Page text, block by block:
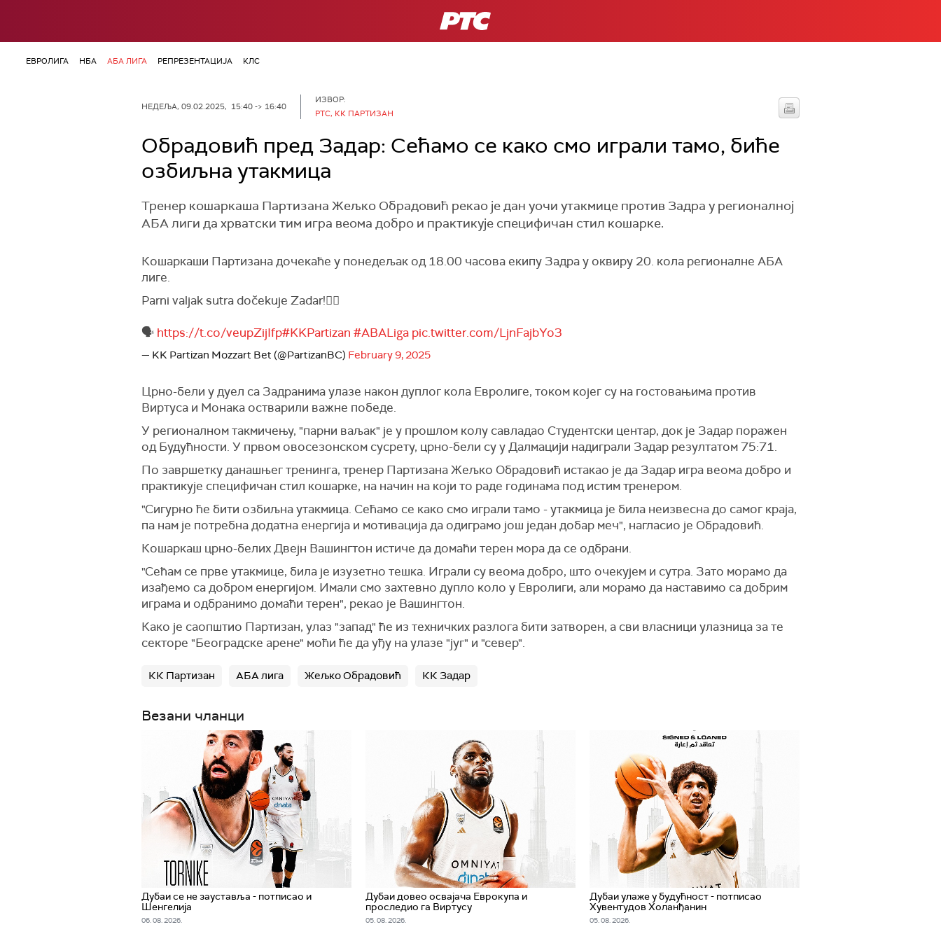
РТС
ЕВРОЛИГА НБА АБА ЛИГА РЕПРЕЗЕНТАЦИЈА КЛС
НЕДЕЉА, 09.02.2025, 15:40 -> 16:40
ИЗВОР:
РТС, КК ПАРТИЗАН
Обрадовић пред Задар: Сећамо се како смо играли тамо, биће
озбиљна утакмица
Тренер кошаркаша Партизана Жељко Обрадовић рекао је дан уочи утакмице против Задра у регионалној
АБА лиги да хрватски тим игра веома добро и практикује специфичан стил кошарке.
Кошаркаши Партизана дочекаће у понедељак од 18.00 часова екипу Задра у оквиру 20. кола регионалне АБА
лиге.
Parni valjak sutra dočekuje Zadar!✊🏽
🗣️ https://t.co/veupZijIfp#KKPartizan #ABALiga pic.twitter.com/LjnFajbYo3
— KK Partizan Mozzart Bet (@PartizanBC) February 9, 2025
Црно-бели у дуел са Задранима улазе након дуплог кола Евролиге, током којег су на гостовањима против
Виртуса и Монака остварили важне победе.
У регионалном такмичењу, "парни ваљак" је у прошлом колу савладао Студентски центар, док је Задар поражен
од Будућности. У првом овосезонском сусрету, црно-бели су у Далмацији надиграли Задар резултатом 75:71.
По завршетку данашњег тренинга, тренер Партизана Жељко Обрадовић истакао је да Задар игра веома добро и
практикује специфичан стил кошарке, на начин на који то раде годинама под истим тренером.
"Сигурно ће бити озбиљна утакмица. Сећамо се како смо играли тамо - утакмица је била неизвесна до самог краја,
па нам је потребна додатна енергија и мотивација да одиграмо још један добар меч", нагласио је Обрадовић.
Кошаркаш црно-белих Двејн Вашингтон истиче да домаћи терен мора да се одбрани.
"Сећам се прве утакмице, била је изузетно тешка. Играли су веома добро, што очекујем и сутра. Зато морамо да
изађемо са добром енергијом. Имали смо захтевно дупло коло у Евролиги, али морамо да наставимо са добрим
играма и одбранимо домаћи терен", рекао је Вашингтон.
Како је саопштио Партизан, улаз "запад" ће из техничких разлога бити затворен, а сви власници улазница за те
секторе "Београдске арене" моћи ће да уђу на улазе "југ" и "север".
КК Партизан АБА лига Жељко Обрадовић КК Задар
Везани чланци
Дубаи се не зауставља - потписао и
Шенгелија
06. 08. 2026.
Дубаи довео освајача Еврокупа и
проследио га Виртусу
05. 08. 2026.
Дубаи улаже у будућност - потписао
Хувентудов Холанђанин
05. 08. 2026.